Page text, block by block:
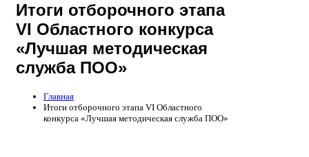
Итоги отборочного этапа
VI Областного конкурса
«Лучшая методическая
служба ПОО»
Главная
Итоги отборочного этапа VI Областного
конкурса «Лучшая методическая служба ПОО»